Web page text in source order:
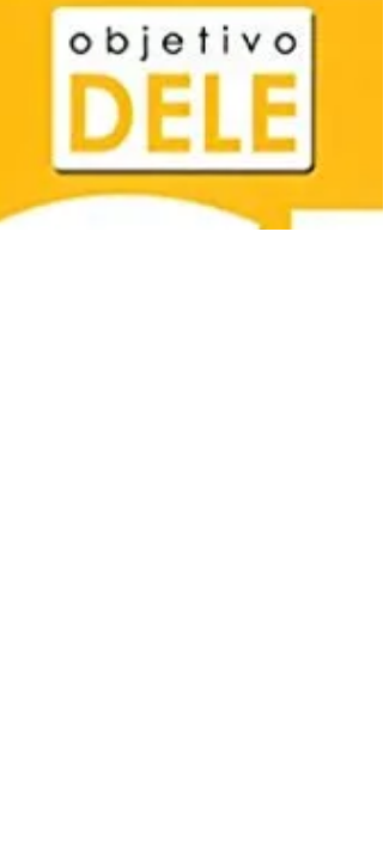
¿Qué y cómo es un informe?
DELE C1
Uno de los textos que más suele aparecer en la Tarea 2
del examen DELE C1 es el informe. ¿Te suena
Si no sabes qué es ni cómo...